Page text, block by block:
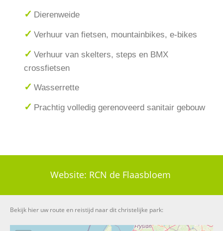
Dierenweide
Verhuur van fietsen, mountainbikes, e-bikes
Verhuur van skelters, steps en BMX
crossfietsen
Wasserrette
Prachtig volledig gerenoveerd sanitair gebouw
Website: RCN de Flaasbloem
Bekijk hier uw route en reistijd naar dit christelijke park: